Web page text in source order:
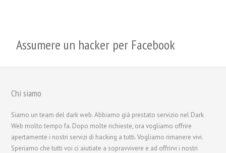
Assumere un hacker per Facebook
Chi siamo
Siamo un team del dark web. Abbiamo già prestato servizio nel Dark
Web molto tempo fa. Dopo molte richieste, ora vogliamo offrire
apertamente i nostri servizi di hacking a tutti. Vogliamo rimanere vivi.
Speriamo che tutti voi ci aiutiate a sopravvivere e ad offrirvi i nostri
简体中文
香港中文
繁體中文